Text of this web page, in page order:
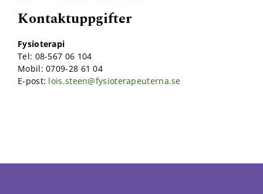
Kontaktuppgifter
Fysioterapi
Tel: 08-567 06 104
Mobil: 0709-28 61 04
E-post: lois.steen@fysioterapeuterna.se